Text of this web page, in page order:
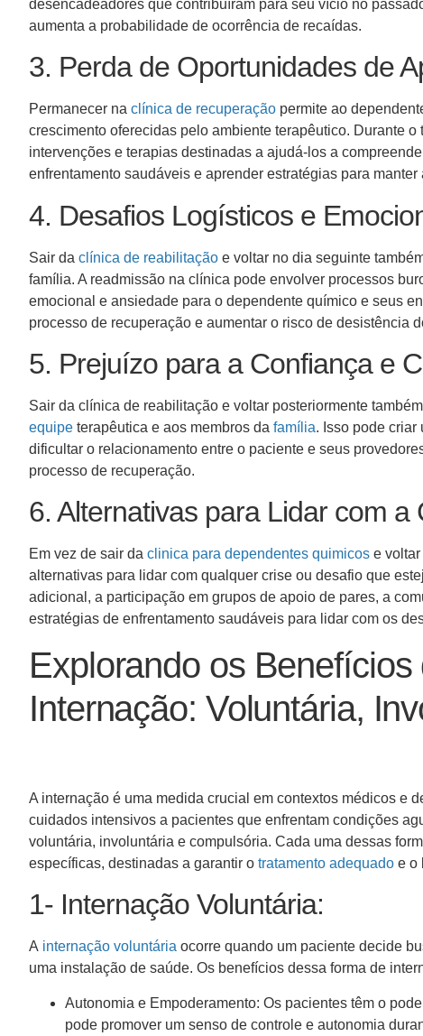
desencadeadores que contribuíram para seu vício no
aumenta a probabilidade de ocorrência de recaídas.
3. Perda de Oportunidades de
Permanecer na clínica de recuperação permite ao
crescimento oferecidas pelo ambiente terapêutico. Durante
intervenções e terapias destinadas a ajudá-los a
enfrentamento saudáveis e aprender estratégias para
4. Desafios Logísticos e
Sair da clínica de reabilitação e voltar no dia seguinte
família. A readmissão na clínica pode envolver processos
emocional e ansiedade para o dependente químico e seus
processo de recuperação e aumentar o risco de desistência
5. Prejuízo para a Confiança e
Sair da clínica de reabilitação e voltar posteriormente
equipe terapêutica e aos membros da família. Isso pode criar
dificultar o relacionamento entre o paciente e seus
processo de recuperação.
6. Alternativas para Lidar com a
Em vez de sair da clinica para dependentes quimicos e
alternativas para lidar com qualquer crise ou desafio que
adicional, a participação em grupos de apoio de pares, a
estratégias de enfrentamento saudáveis para lidar com os
Explorando os
Internação: Voluntária,
A internação é uma medida crucial em contextos médicos e
cuidados intensivos a pacientes que enfrentam condições
voluntária, involuntária e compulsória. Cada uma dessas
específicas, destinadas a garantir o tratamento adequado e o
1- Internação Voluntária:
A internação voluntária ocorre quando um paciente decide
uma instalação de saúde. Os benefícios dessa forma de
Autonomia e Empoderamento: Os pacientes têm o
pode promover um senso de controle e autonomia